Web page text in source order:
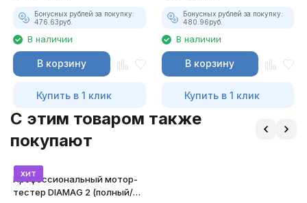
Бонусных рублей за покупку:
476.63руб.
В наличии
В корзину
Купить в 1 клик
Бонусных рублей за покупку:
480.96руб.
В наличии
В корзину
Купить в 1 клик
C этим товаром также
покупают
хит
Профессиональный мотор-
тестер DIAMAG 2 (полный/